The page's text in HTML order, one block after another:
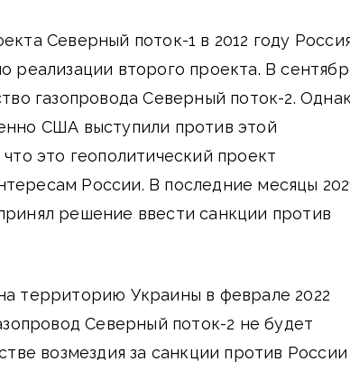
Северный поток-1 в 2012 году
реализации второго проекта. В
газопровода Северный поток-2.
США выступили против этой
это геополитический проект
России. В последние месяцы
решение ввести санкции против
территорию Украины в феврале 2022
Северный поток-2 не будет
возмездия за санкции против России